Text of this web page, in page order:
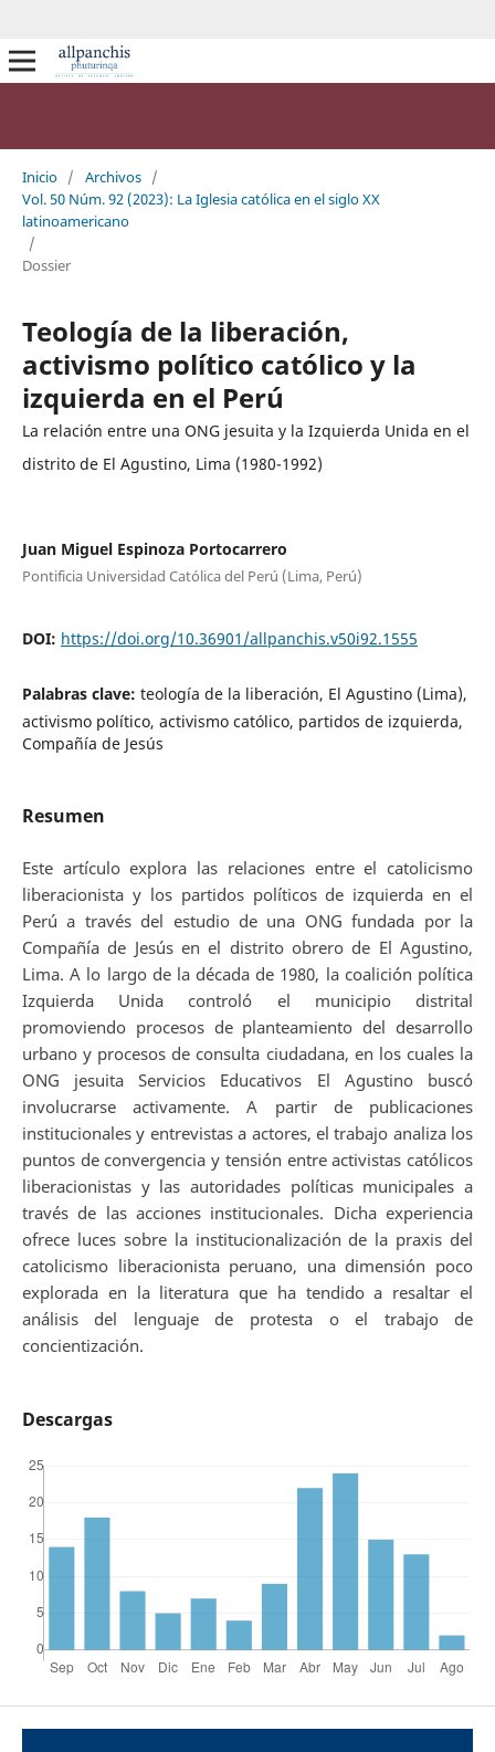
Inicio / Archivos /
Vol. 50 Núm. 92 (2023): La Iglesia católica en el siglo XX
latinoamericano
/
Dossier
Teología de la liberación,
activismo político católico y la
izquierda en el Perú
La relación entre una ONG jesuita y la Izquierda Unida en el
distrito de El Agustino, Lima (1980-1992)
Juan Miguel Espinoza Portocarrero
Pontificia Universidad Católica del Perú (Lima, Perú)
DOI: https://doi.org/10.36901/allpanchis.v50i92.1555
Palabras clave: teología de la liberación, El Agustino (Lima),
activismo político, activismo católico, partidos de izquierda,
Compañía de Jesús
Resumen
Este artículo explora las relaciones entre el catolicismo
liberacionista y los partidos políticos de izquierda en el
Perú a través del estudio de una ONG fundada por la
Compañía de Jesús en el distrito obrero de El Agustino,
Lima. A lo largo de la década de 1980, la coalición política
Izquierda Unida controló el municipio distrital
promoviendo procesos de planteamiento del desarrollo
urbano y procesos de consulta ciudadana, en los cuales la
ONG jesuita Servicios Educativos El Agustino buscó
involucrarse activamente. A partir de publicaciones
institucionales y entrevistas a actores, el trabajo analiza los
puntos de convergencia y tensión entre activistas católicos
liberacionistas y las autoridades políticas municipales a
través de las acciones institucionales. Dicha experiencia
ofrece luces sobre la institucionalización de la praxis del
catolicismo liberacionista peruano, una dimensión poco
explorada en la literatura que ha tendido a resaltar el
análisis del lenguaje de protesta o el trabajo de
concientización.
Descargas